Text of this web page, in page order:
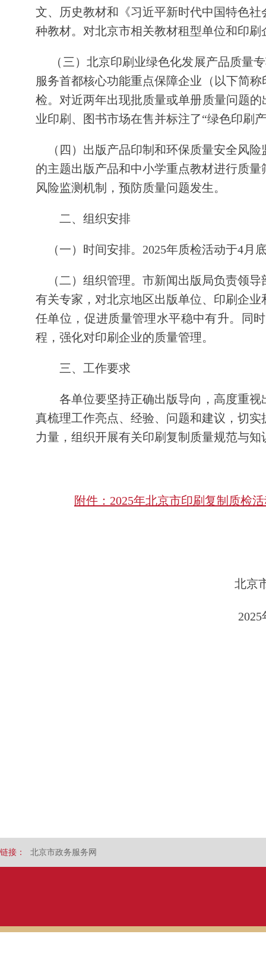
文、历史教材和《习近平新时代中国特色
种教材。对北京市相关教材租型单位和印
（三）北京印刷业绿色化发展产品质量
服务首都核心功能重点保障企业（以下简
检。对近两年出现批质量或单册质量问题
业印刷、图书市场在售并标注了“绿色印刷
（四）出版产品印制和环保质量安全风险
的主题出版产品和中小学重点教材进行质
风险监测机制，预防质量问题发生。
二、组织安排
（一）时间安排。2025年质检活动于4月
（二）组织管理。市新闻出版局负责领导
有关专家，对北京地区出版单位、印刷企
任单位，促进质量管理水平稳中有升。同
程，强化对印刷企业的质量管理。
三、工作要求
各单位要坚持正确出版导向，高度重视
真梳理工作亮点、经验、问题和建议，切
力量，组织开展有关印刷复制质量规范与
附件：2025年北京市印刷复制质检
北京
链接： 北京市政务服务网